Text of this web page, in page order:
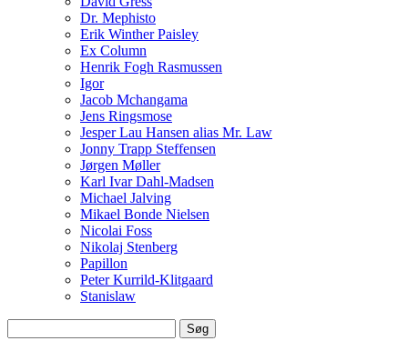
Dr. Mephisto
Erik Winther Paisley
Ex Column
Henrik Fogh Rasmussen
Igor
Jacob Mchangama
Jens Ringsmose
Jesper Lau Hansen alias Mr. Law
Jonny Trapp Steffensen
Jørgen Møller
Karl Ivar Dahl-Madsen
Michael Jalving
Mikael Bonde Nielsen
Nicolai Foss
Nikolaj Stenberg
Papillon
Peter Kurrild-Klitgaard
Stanislaw
efter: